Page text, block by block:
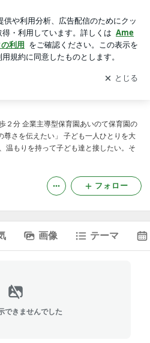
ログの更新通知
を受け取りまし
開く
２分 企業主導型保育園あいのて保育園の
尊さを伝えたい」 子ども一人ひとりを大
温もりを持って子ども達と接したい。そ
フォロー
画像 テーマ
できませんでした